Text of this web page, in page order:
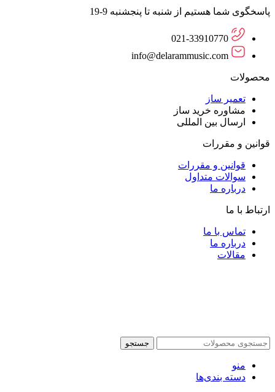
پاسخگوی شما هستیم از شنبه تا پنجشنبه 9-19
021-33910770
info@delarammusic.com
محصولات
تعمیر ساز
مشاوره خرید ساز
ارسال بین المللی
قوانین و مقررات
قوانین و مقررات
سوالات متداول
درباره ما
ارتباط با ما
تماس با ما
درباره ما
مقالات
جستجو
منو
دسته بندی‌ها